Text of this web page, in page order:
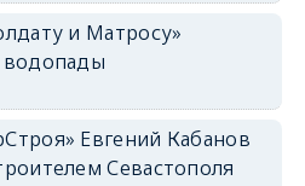
и Матросу»
водопады
Евгений Кабанов
Севастополя